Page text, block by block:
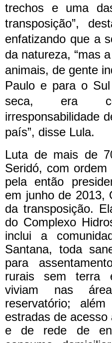
trechos e uma
transposição”,
enfatizando que a
da natureza, “mas
animais, de gente
Paulo e para o
seca, era
irresponsabilidade
país”, disse Lula.
Luta de mais de
Seridó, com
pela então
em junho de 2013,
da transposição.
do Complexo
inclui a
Santana, toda
para
rurais sem terra
viviam nas
reservatório;
estradas de
e de rede de